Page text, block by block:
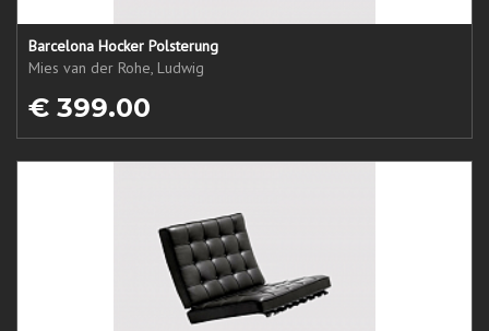
Barcelona Hocker Polsterung
Mies van der Rohe, Ludwig
€ 399.00